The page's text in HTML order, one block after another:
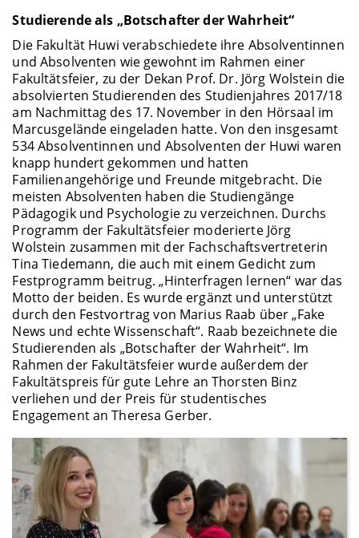
Studierende als „Botschafter der Wahrheit“
Die Fakultät Huwi verabschiedete ihre Absolventinnen
und Absolventen wie gewohnt im Rahmen einer
Fakultätsfeier, zu der Dekan Prof. Dr. Jörg Wolstein die
absolvierten Studierenden des Studienjahres 2017/18
am Nachmittag des 17. November in den Hörsaal im
Marcusgelände eingeladen hatte. Von den insgesamt
534 Absolventinnen und Absolventen der Huwi waren
knapp hundert gekommen und hatten
Familienangehörige und Freunde mitgebracht. Die
meisten Absolventen haben die Studiengänge
Pädagogik und Psychologie zu verzeichnen. Durchs
Programm der Fakultätsfeier moderierte Jörg
Wolstein zusammen mit der Fachschaftsvertreterin
Tina Tiedemann, die auch mit einem Gedicht zum
Festprogramm beitrug. „Hinterfragen lernen“ war das
Motto der beiden. Es wurde ergänzt und unterstützt
durch den Festvortrag von Marius Raab über „Fake
News und echte Wissenschaft“. Raab bezeichnete die
Studierenden als „Botschafter der Wahrheit“. Im
Rahmen der Fakultätsfeier wurde außerdem der
Fakultätspreis für gute Lehre an Thorsten Binz
verliehen und der Preis für studentisches
Engagement an Theresa Gerber.